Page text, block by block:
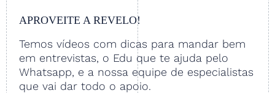
APROVEITE A REVELO!
Temos vídeos com dicas para mandar bem
em entrevistas, o Edu que te ajuda pelo
Whatsapp, e a nossa equipe de especialistas
que vai dar todo o apoio.